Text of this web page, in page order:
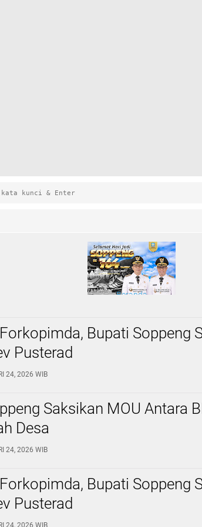
Beranda
Bupati Soppeng
Pusterad
24, 2026 WIB
Saksikan MOU Antara
Desa
24, 2026 WIB
Bupati Soppeng
Pusterad
24, 2026 WIB